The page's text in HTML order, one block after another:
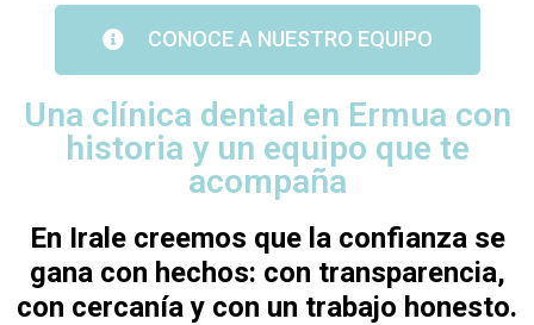
CONOCE A NUESTRO EQUIPO
Una clínica dental en Ermua con
historia y un equipo que te
acompaña
En Irale creemos que la confianza se
gana con hechos: con transparencia,
con cercanía y con un trabajo honesto.